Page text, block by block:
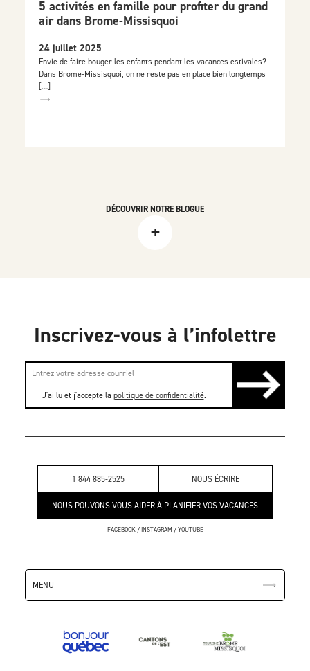
1 844 885-2525 NOUS ÉCRIRE
NOUS POUVONS VOUS AIDER À PLANIFIER VOS VACANCES
FACEBOOK/INSTAGRAM /YOUTUBE
MENU
5 activités en famille pour profiter du grand
air dans Brome-Missisquoi
24 juillet 2025
Envie de faire bouger les enfants pendant les vacances estivales?
Dans Brome-Missisquoi, on ne reste pas en place bien longtemps
[…]
DÉCOUVRIR NOTRE BLOGUE
+
Inscrivez-vous à l’infolettre
J'ai lu et j'accepte la politique de confidentialité.